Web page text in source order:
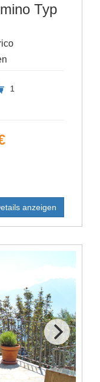
Typ
1
anzeigen